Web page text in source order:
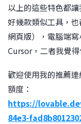
以上的這些特色都
好幾款類似工具，
網頁版），電腦端寫
Cursor，二者我覺
歡迎使用我的推薦
額度：
https://
84e3-